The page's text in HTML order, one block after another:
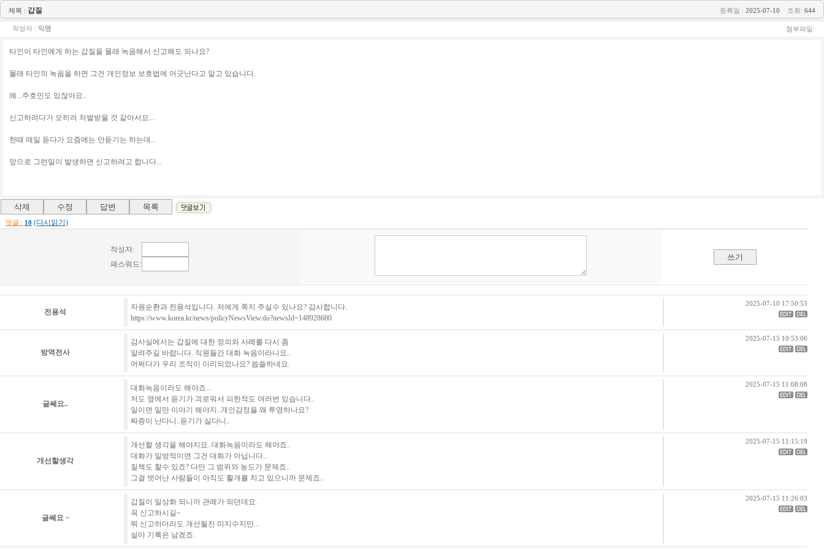
제목 : 갑질 등록일 : 2025-07-10 조회: 644
작성자 : 익명 첨부파일:
타인이 타인에게 하는 갑질을 몰래 녹음해서 신고해도 되나요?
몰래 타인의 녹음을 하면 그건 개인정보 보호법에 어긋난다고 알고 있습니다.
왜...주호민도 있잖아요..
신고하려다가 오히려 처벌받을 것 같아서요...
한때 매일 듣다가 요즘에는 안듣기는 하는데...
앞으로 그런일이 발생하면 신고하려고 합니다...
덧글 : 10 (다시읽기)